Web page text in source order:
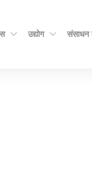
उद्योग संसाधन